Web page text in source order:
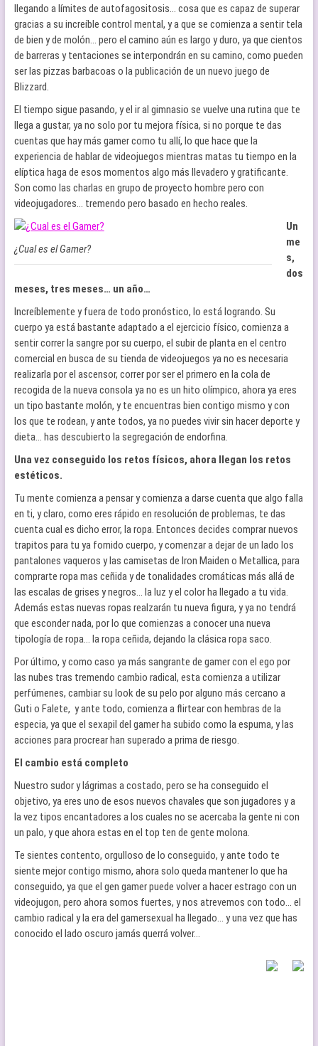
llegando a límites de autofagositosis… cosa que es capaz de superar
gracias a su increíble control mental, y a que se comienza a sentir tela
de bien y de molón… pero el camino aún es largo y duro, ya que cientos
de barreras y tentaciones se interpondrán en su camino, como pueden
ser las pizzas barbacoas o la publicación de un nuevo juego de
Blizzard.
El tiempo sigue pasando, y el ir al gimnasio se vuelve una rutina que te
llega a gustar, ya no solo por tu mejora física, si no porque te das
cuentas que hay más gamer como tu allí, lo que hace que la
experiencia de hablar de videojuegos mientras matas tu tiempo en la
elíptica haga de esos momentos algo más llevadero y gratificante.
Son como las charlas en grupo de proyecto hombre pero con
videojugadores… tremendo pero basado en hecho reales.
¿Cual es el Gamer?
Un
me
s,
dos
meses, tres meses… un año…
Increíblemente y fuera de todo pronóstico, lo está logrando. Su
cuerpo ya está bastante adaptado a el ejercicio físico, comienza a
sentir correr la sangre por su cuerpo, el subir de planta en el centro
comercial en busca de su tienda de videojuegos ya no es necesaria
realizarla por el ascensor, correr por ser el primero en la cola de
recogida de la nueva consola ya no es un hito olímpico, ahora ya eres
un tipo bastante molón, y te encuentras bien contigo mismo y con
los que te rodean, y ante todos, ya no puedes vivir sin hacer deporte y
dieta… has descubierto la segregación de endorfina.
Una vez conseguido los retos físicos, ahora llegan los retos
estéticos.
Tu mente comienza a pensar y comienza a darse cuenta que algo falla
en ti, y claro, como eres rápido en resolución de problemas, te das
cuenta cual es dicho error, la ropa. Entonces decides comprar nuevos
trapitos para tu ya fornido cuerpo, y comenzar a dejar de un lado los
pantalones vaqueros y las camisetas de Iron Maiden o Metallica, para
comprarte ropa mas ceñida y de tonalidades cromáticas más allá de
las escalas de grises y negros… la luz y el color ha llegado a tu vida.
Además estas nuevas ropas realzarán tu nueva figura, y ya no tendrá
que esconder nada, por lo que comienzas a conocer una nueva
tipología de ropa… la ropa ceñida, dejando la clásica ropa saco.
Por último, y como caso ya más sangrante de gamer con el ego por
las nubes tras tremendo cambio radical, esta comienza a utilizar
perfúmenes, cambiar su look de su pelo por alguno más cercano a
Guti o Falete, y ante todo, comienza a flirtear con hembras de la
especia, ya que el sexapil del gamer ha subido como la espuma, y las
acciones para procrear han superado a prima de riesgo.
El cambio está completo
Nuestro sudor y lágrimas a costado, pero se ha conseguido el
objetivo, ya eres uno de esos nuevos chavales que son jugadores y a
la vez tipos encantadores a los cuales no se acercaba la gente ni con
un palo, y que ahora estas en el top ten de gente molona.
Te sientes contento, orgulloso de lo conseguido, y ante todo te
siente mejor contigo mismo, ahora solo queda mantener lo que ha
conseguido, ya que el gen gamer puede volver a hacer estrago con un
videojugon, pero ahora somos fuertes, y nos atrevemos con todo… el
cambio radical y la era del gamersexual ha llegado… y una vez que has
conocido el lado oscuro jamás querrá volver…